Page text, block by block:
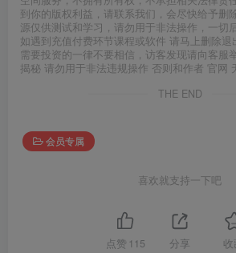
到你的版权利益，请联系我们，会尽快给予删
源仅供测试和学习，请勿用于非法操作，一切
如遇到充值付费环节课程或软件 请马上删除
需要投资的一律不要相信，访客发现请向客服
揭秘 请勿用于非法违规操作 否则和作者 官网
THE END
会员专属
喜欢就支持一下吧
点赞 115 分享 收